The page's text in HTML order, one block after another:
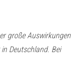
große Auswirkungen
Deutschland. Bei